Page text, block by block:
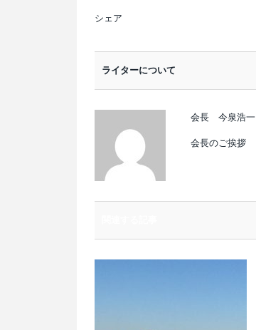
シェア
ライターについて
会長 今泉浩一
会長のご挨拶